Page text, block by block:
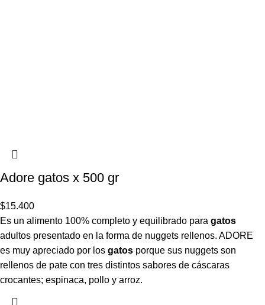
Adore gatos x 500 gr
$15.400
Es un alimento 100% completo y equilibrado para gatos
adultos presentado en la forma de nuggets rellenos. ADORE
es muy apreciado por los gatos porque sus nuggets son
rellenos de pate con tres distintos sabores de cáscaras
crocantes; espinaca, pollo y arroz.